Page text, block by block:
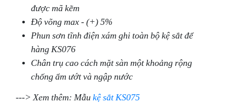
được mã kẽm
Độ võng max - (+) 5%
Phun sơn tĩnh điện xám ghi toàn bộ kệ sắt để
hàng KS076
Chân trụ cao cách mặt sàn một khoảng rộng
chống ẩm ướt và ngập nước
---> Xem thêm: Mẫukệ sắt KS075